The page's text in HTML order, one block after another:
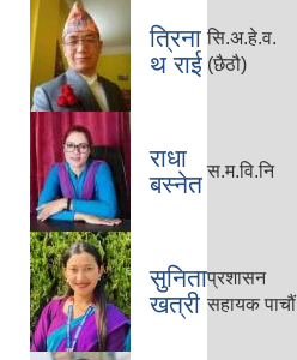
त्रिना
थ राई
सि.अ.हे.व.
(छैठौ)
राधा
बस्नेत स.म.वि.नि
सुनिता
खत्री
प्रशासन
सहायक पाचौं